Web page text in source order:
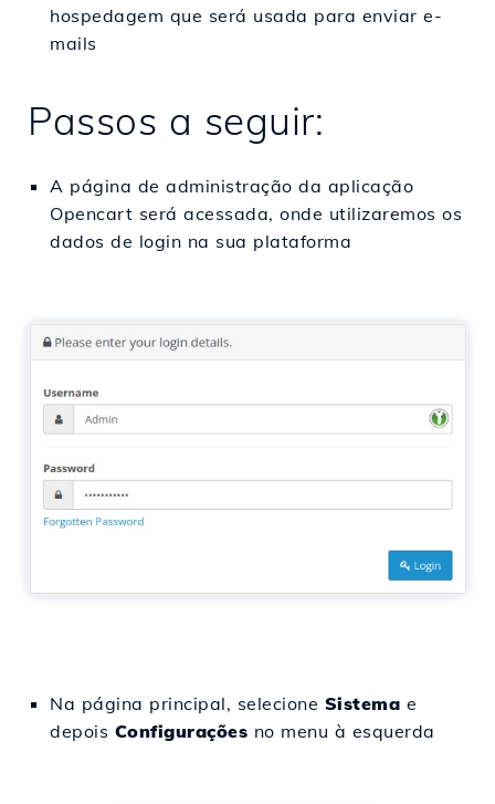
hospedagem que será usada para enviar e-
mails
Passos a seguir:
A página de administração da aplicação
Opencart será acessada, onde utilizaremos os
dados de login na sua plataforma
Na página principal, selecione Sistema e
depois Configurações no menu à esquerda